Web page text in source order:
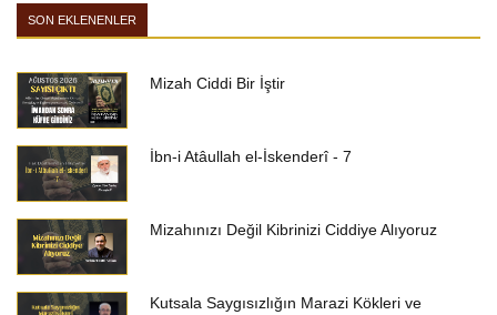
SON EKLENENLER
Mizah Ciddi Bir İştir
İbn-i Atâullah el-İskenderî - 7
Mizahınızı Değil Kibrinizi Ciddiye Alıyoruz
Kutsala Saygısızlığın Marazi Kökleri ve